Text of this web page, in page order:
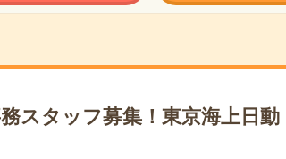
スタッフ募集！東京海上日動